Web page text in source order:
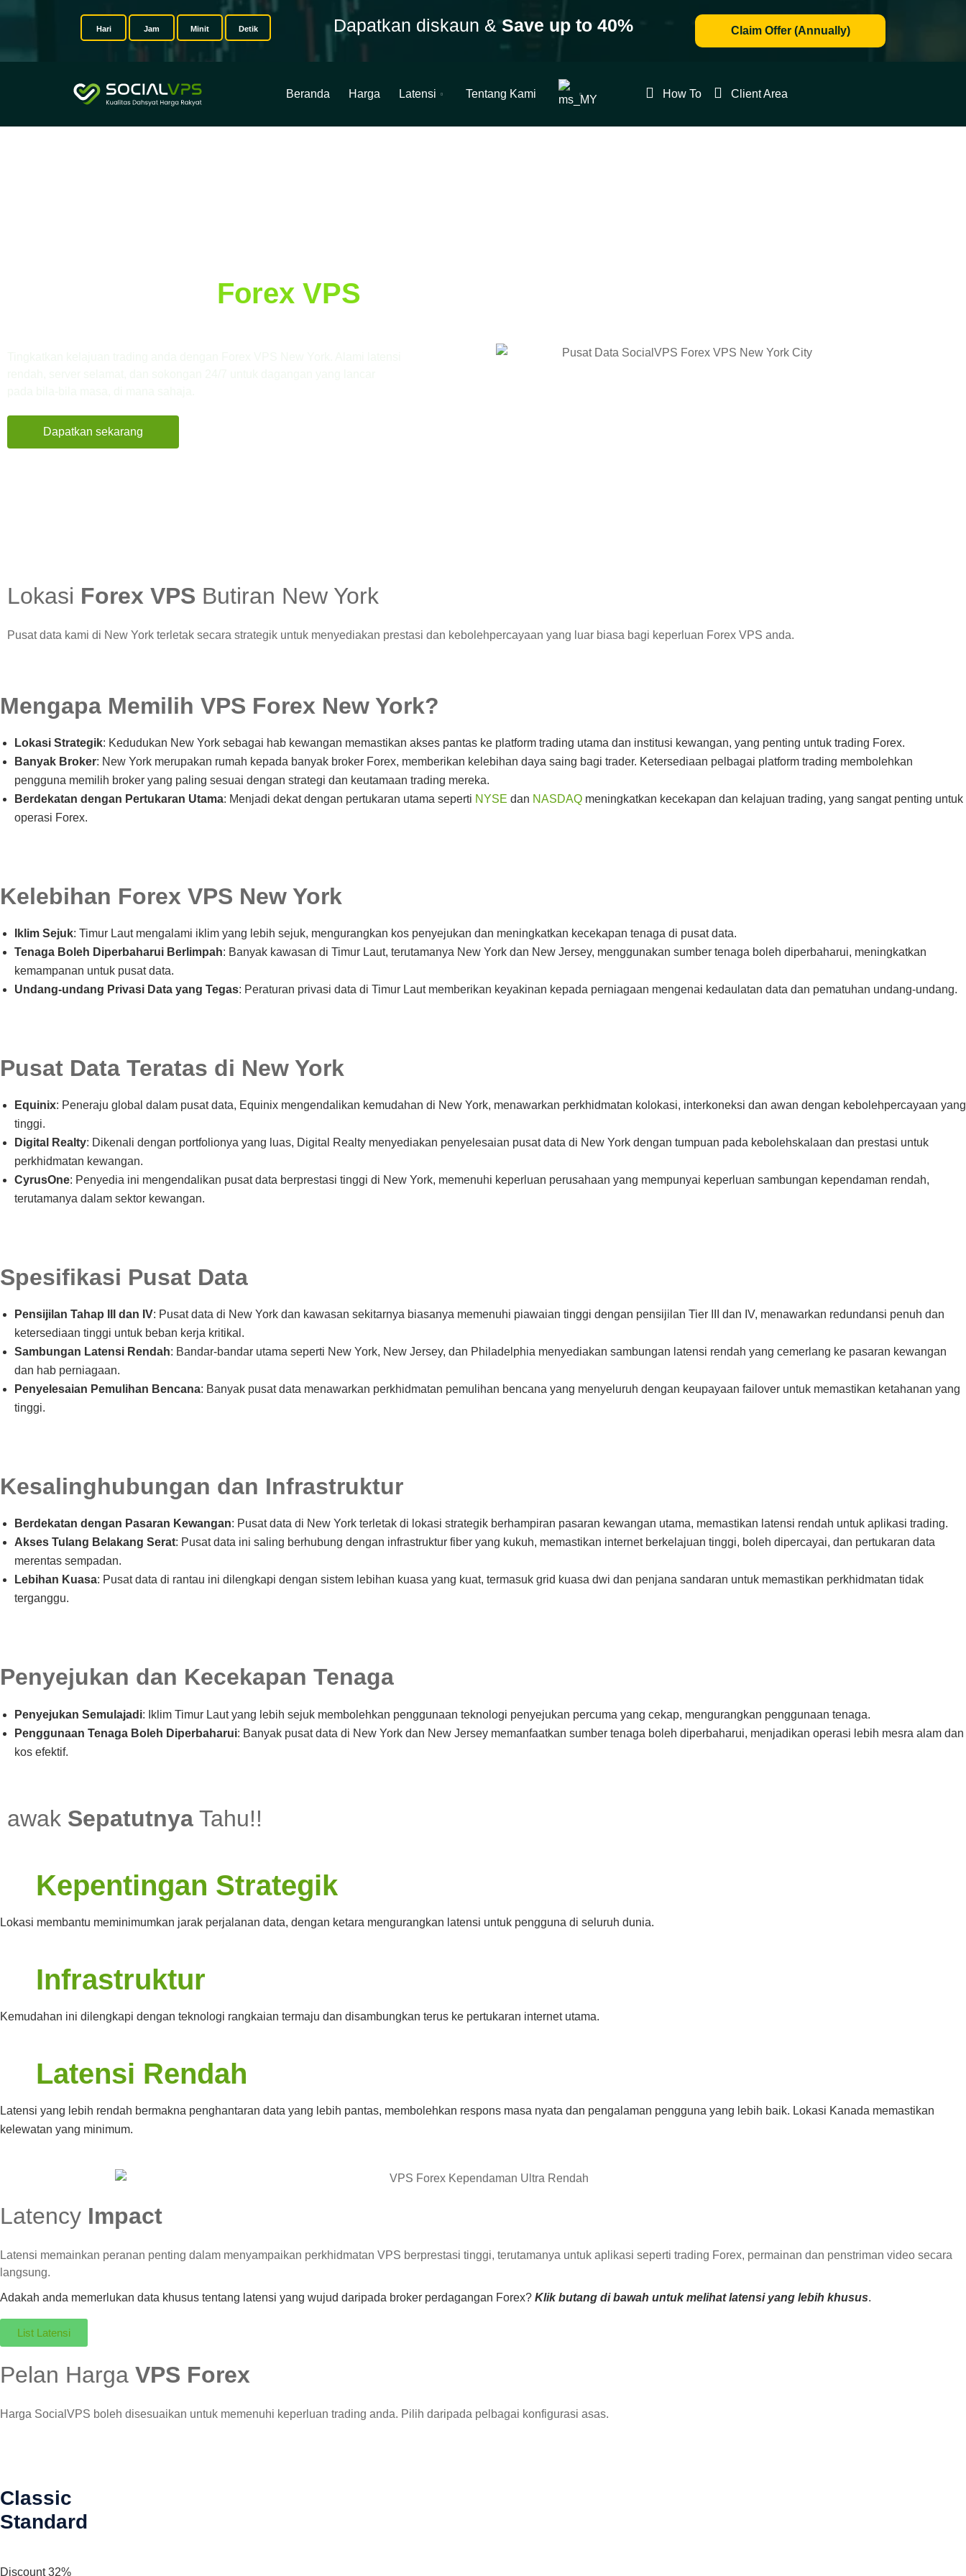
Hari Jam Minit Detik Dapatkan diskaun & Save up to 40% Claim Offer (Annually)
Beranda Harga Latensi Tentang Kami How To Client Area
Forex VPS
Dapatkan sekarang
Lokasi Forex VPS Butiran New York
Pusat data kami di New York terletak secara strategik untuk menyediakan prestasi dan kebolehpercayaan yang luar biasa bagi keperluan Forex VPS anda.
Mengapa Memilih VPS Forex New York?
Lokasi Strategik: Kedudukan New York sebagai hab kewangan memastikan akses pantas ke platform trading utama dan institusi kewangan, yang penting untuk trading Forex.
Banyak Broker: New York merupakan rumah kepada banyak broker Forex, memberikan kelebihan daya saing bagi trader. Ketersediaan pelbagai platform trading membolehkan
pengguna memilih broker yang paling sesuai dengan strategi dan keutamaan trading mereka.
Berdekatan dengan Pertukaran Utama: Menjadi dekat dengan pertukaran utama seperti NYSE dan NASDAQ meningkatkan kecekapan dan kelajuan trading, yang sangat penting untuk
operasi Forex.
Kelebihan Forex VPS New York
Iklim Sejuk: Timur Laut mengalami iklim yang lebih sejuk, mengurangkan kos penyejukan dan meningkatkan kecekapan tenaga di pusat data.
Tenaga Boleh Diperbaharui Berlimpah: Banyak kawasan di Timur Laut, terutamanya New York dan New Jersey, menggunakan sumber tenaga boleh diperbaharui, meningkatkan
kemampanan untuk pusat data.
Undang-undang Privasi Data yang Tegas: Peraturan privasi data di Timur Laut memberikan keyakinan kepada perniagaan mengenai kedaulatan data dan pematuhan undang-undang.
Pusat Data Teratas di New York
Equinix: Peneraju global dalam pusat data, Equinix mengendalikan kemudahan di New York, menawarkan perkhidmatan kolokasi, interkoneksi dan awan dengan kebolehpercayaan yang
tinggi.
Digital Realty: Dikenali dengan portfolionya yang luas, Digital Realty menyediakan penyelesaian pusat data di New York dengan tumpuan pada kebolehskalaan dan prestasi untuk
perkhidmatan kewangan.
CyrusOne: Penyedia ini mengendalikan pusat data berprestasi tinggi di New York, memenuhi keperluan perusahaan yang mempunyai keperluan sambungan kependaman rendah,
terutamanya dalam sektor kewangan.
Spesifikasi Pusat Data
Pensijilan Tahap III dan IV: Pusat data di New York dan kawasan sekitarnya biasanya memenuhi piawaian tinggi dengan pensijilan Tier III dan IV, menawarkan redundansi penuh dan
ketersediaan tinggi untuk beban kerja kritikal.
Sambungan Latensi Rendah: Bandar-bandar utama seperti New York, New Jersey, dan Philadelphia menyediakan sambungan latensi rendah yang cemerlang ke pasaran kewangan
dan hab perniagaan.
Penyelesaian Pemulihan Bencana: Banyak pusat data menawarkan perkhidmatan pemulihan bencana yang menyeluruh dengan keupayaan failover untuk memastikan ketahanan yang
tinggi.
Kesalinghubungan dan Infrastruktur
Berdekatan dengan Pasaran Kewangan: Pusat data di New York terletak di lokasi strategik berhampiran pasaran kewangan utama, memastikan latensi rendah untuk aplikasi trading.
Akses Tulang Belakang Serat: Pusat data ini saling berhubung dengan infrastruktur fiber yang kukuh, memastikan internet berkelajuan tinggi, boleh dipercayai, dan pertukaran data
merentas sempadan.
Lebihan Kuasa: Pusat data di rantau ini dilengkapi dengan sistem lebihan kuasa yang kuat, termasuk grid kuasa dwi dan penjana sandaran untuk memastikan perkhidmatan tidak
terganggu.
Penyejukan dan Kecekapan Tenaga
Penyejukan Semulajadi: Iklim Timur Laut yang lebih sejuk membolehkan penggunaan teknologi penyejukan percuma yang cekap, mengurangkan penggunaan tenaga.
Penggunaan Tenaga Boleh Diperbaharui: Banyak pusat data di New York dan New Jersey memanfaatkan sumber tenaga boleh diperbaharui, menjadikan operasi lebih mesra alam dan
kos efektif.
awak Sepatutnya Tahu!!
Kepentingan Strategik
Lokasi membantu meminimumkan jarak perjalanan data, dengan ketara mengurangkan latensi untuk pengguna di seluruh dunia.
Infrastruktur
Kemudahan ini dilengkapi dengan teknologi rangkaian termaju dan disambungkan terus ke pertukaran internet utama.
Latensi Rendah
Latensi yang lebih rendah bermakna penghantaran data yang lebih pantas, membolehkan respons masa nyata dan pengalaman pengguna yang lebih baik. Lokasi Kanada memastikan
kelewatan yang minimum.
Latency Impact
Latensi memainkan peranan penting dalam menyampaikan perkhidmatan VPS berprestasi tinggi, terutamanya untuk aplikasi seperti trading Forex, permainan dan penstriman video secara
langsung.
Adakah anda memerlukan data khusus tentang latensi yang wujud daripada broker perdagangan Forex? Klik butang di bawah untuk melihat latensi yang lebih khusus.
List Latensi
Pelan Harga VPS Forex
Harga SocialVPS boleh disesuaikan untuk memenuhi keperluan trading anda. Pilih daripada pelbagai konfigurasi asas.
Classic
Standard
Discount 32%